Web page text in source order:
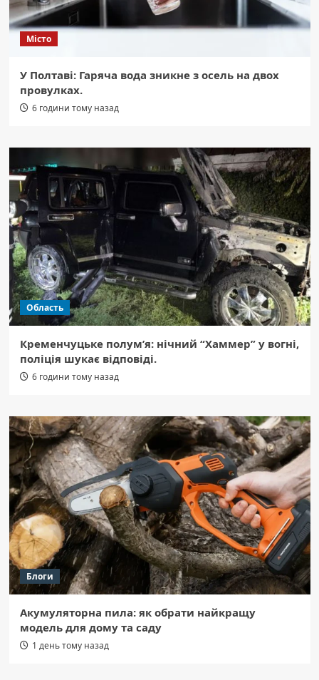
Місто
У Полтаві: Гаряча вода зникне з осель на двох
провулках.
6 години тому назад
Область
Кременчуцьке полум’я: нічний “Хаммер” у вогні,
поліція шукає відповіді.
6 години тому назад
Блоги
Акумуляторна пила: як обрати найкращу
модель для дому та саду
1 день тому назад